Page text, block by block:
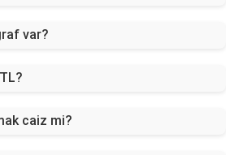
var?
caiz mi?